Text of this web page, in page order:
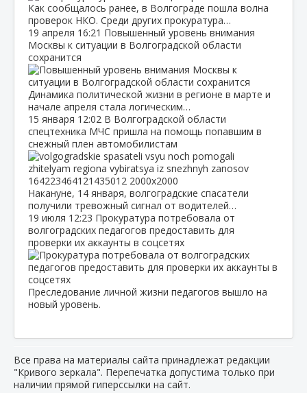
Как сообщалось ранее, в Волгограде пошла волна
проверок НКО. Среди других прокуратура…
19 апреля 16:21 Повышенный уровень внимания
Москвы к ситуации в Волгоградской области
сохранится
Динамика политической жизни в регионе в марте и
начале апреля стала логическим…
15 января 12:02 В Волгоградской области
спецтехника МЧС пришла на помощь попавшим в
снежный плен автомобилистам
Накануне, 14 января, волгоградские спасатели
получили тревожный сигнал от водителей…
19 июля 12:23 Прокуратура потребовала от
волгоградских педагогов предоставить для
проверки их аккаунты в соцсетях
Преследование личной жизни педагогов вышло на
новый уровень.
Все права на материалы сайта принадлежат редакции
"Кривого зеркала". Перепечатка допустима только при
наличии прямой гиперссылки на сайт.